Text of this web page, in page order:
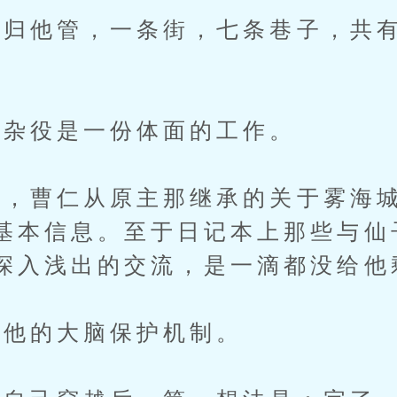
管，一条街，七条巷子，共
是一份体面的工作。
仁从原主那继承的关于雾海
本信息。至于日记本上那些与
入浅出的交流，是一滴都没给他
大脑保护机制。